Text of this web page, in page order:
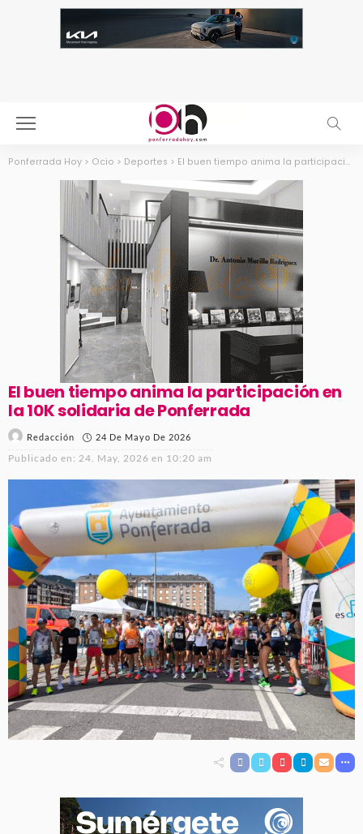
Ponferrada Hoy > Ocio > Deportes > El buen tiempo anima la participación en la 10K solidaria de Ponferrada
El buen tiempo anima la participación en
la 10K solidaria de Ponferrada
Redacción 24 De Mayo De 2026
Publicado en: 24. May, 2026 en 10:20 am